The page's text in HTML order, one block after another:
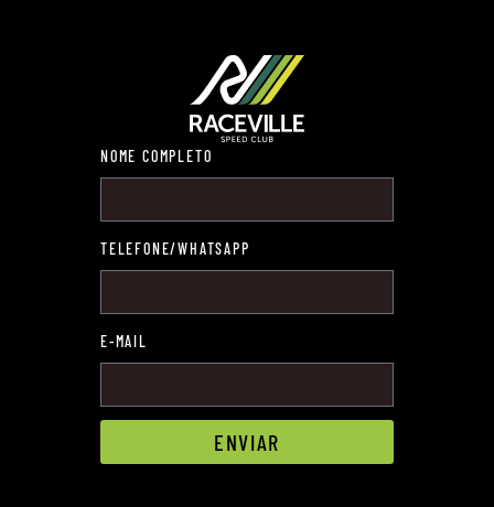
NOME COMPLETO
TELEFONE/WHATSAPP
E-MAIL
ENVIAR